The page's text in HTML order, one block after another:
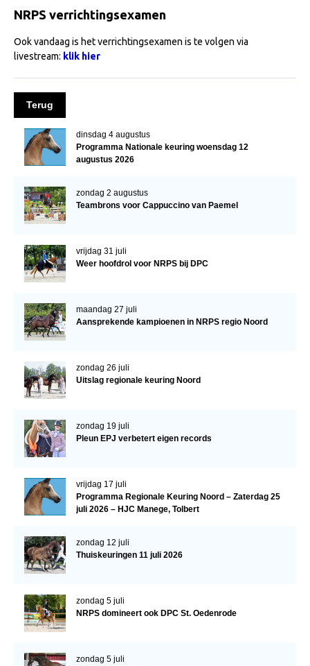
Import registratie
I&R Registratie
Informatie overschrijven paspoort
Animal Health Regulation
Gids voor Goede Praktijken
Tarievenlijst
Veel gestelde vragen
Webshop
Evenementen
NRPS Keuringen
Regionale Keuringen
ABOP
Wereldkampioenschap Jonge Paarden
Dutch Pony Championship
Evenementen
Arabian Horse Events
Veulenregistratie
Veulens en merries
Zoek een NRPS paard
NRPS verrichtingsexamen
Ook vandaag is het verrichtingsexamen is te volgen via
livestream: klik hier
Terug
dinsdag 4 augustus
Programma Nationale keuring woensdag 12
augustus 2026
zondag 2 augustus
Teambrons voor Cappuccino van Paemel
vrijdag 31 juli
Weer hoofdrol voor NRPS bij DPC
maandag 27 juli
Aansprekende kampioenen in NRPS regio Noord
zondag 26 juli
Uitslag regionale keuring Noord
zondag 19 juli
Pleun EPJ verbetert eigen records
vrijdag 17 juli
Programma Regionale Keuring Noord – Zaterdag 25
juli 2026 – HJC Manege, Tolbert
zondag 12 juli
Thuiskeuringen 11 juli 2026
zondag 5 juli
NRPS domineert ook DPC St. Oedenrode
zondag 5 juli